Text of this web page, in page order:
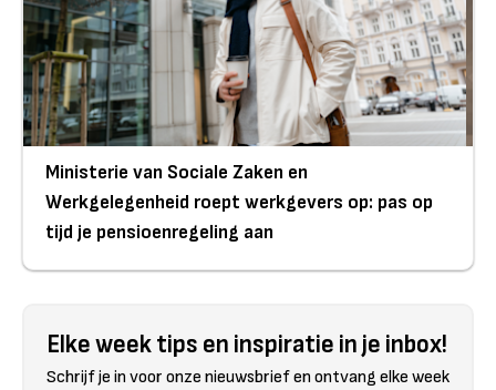
Ministerie van Sociale Zaken en
Werkgelegenheid roept werkgevers op: pas op
tijd je pensioenregeling aan
Elke week tips en inspiratie in je inbox!
Schrijf je in voor onze nieuwsbrief en ontvang elke week